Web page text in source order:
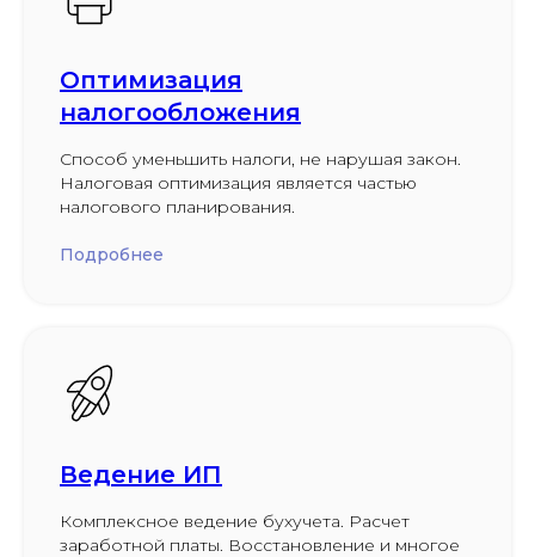
Оптимизация
налогообложения
Способ уменьшить налоги, не нарушая закон.
Налоговая оптимизация является частью
налогового планирования.
Подробнее
Ведение ИП
Комплексное ведение бухучета. Расчет
заработной платы. Восстановление и многое